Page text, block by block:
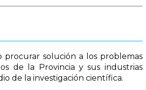
procurar solución a los problemas
de la Provincia y sus industrias
de la investigación científica.